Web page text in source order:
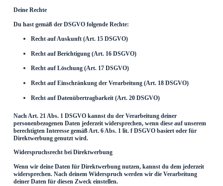
Deine Rechte
Du hast gemäß der DSGVO folgende Rechte:
Recht auf Auskunft (Art. 15 DSGVO)
Recht auf Berichtigung (Art. 16 DSGVO)
Recht auf Löschung (Art. 17 DSGVO)
Recht auf Einschränkung der Verarbeitung (Art. 18 DSGVO)
Recht auf Datenübertragbarkeit (Art. 20 DSGVO)
Nach Art. 21 Abs. 1 DSGVO kannst du der Verarbeitung deiner
personenbezogenen Daten jederzeit widersprechen, wenn diese auf unserem
berechtigten Interesse gemäß Art. 6 Abs. 1 lit. f DSGVO basiert oder für
Direktwerbung genutzt wird.
Widerspruchsrecht bei Direktwerbung
Wenn wir deine Daten für Direktwerbung nutzen, kannst du dem jederzeit
widersprechen. Nach deinem Widerspruch werden wir die Verarbeitung
deiner Daten für diesen Zweck einstellen.